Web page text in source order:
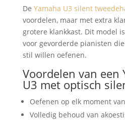
De Yamaha U3 silent
voordelen, maar met extra
grotere klankkast. Dit model
voor gevorderde pianisten
stil willen oefenen.
Voordelen van een
U3 met optisch
Oefenen op elk moment
Volledig behoud van